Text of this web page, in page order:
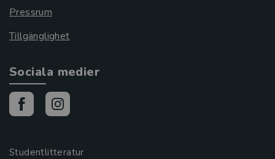
Pressrum
Tillgänglighet
Sociala medier
Studentlitteratur